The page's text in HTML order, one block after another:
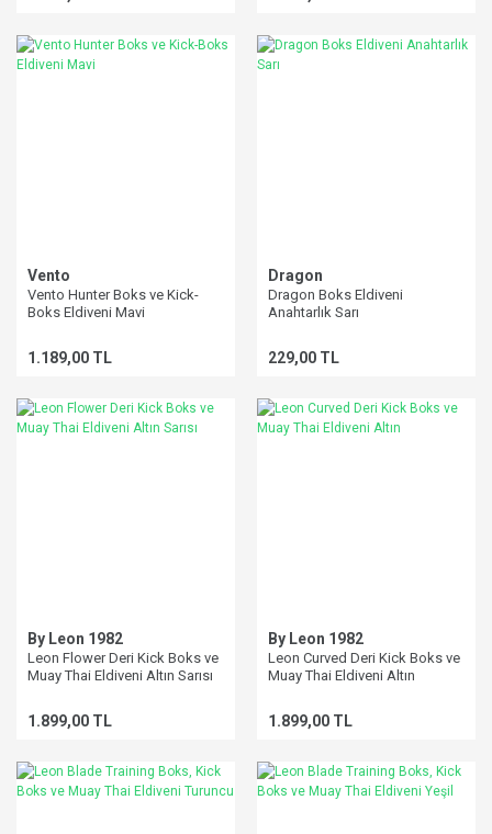
Vento
Vento Hunter Boks ve Kick-
Boks Eldiveni Mavi
1.189,00 TL
Dragon
Dragon Boks Eldiveni
Anahtarlık Sarı
229,00 TL
By Leon 1982
Leon Flower Deri Kick Boks ve
Muay Thai Eldiveni Altın Sarısı
1.899,00 TL
By Leon 1982
Leon Curved Deri Kick Boks ve
Muay Thai Eldiveni Altın
1.899,00 TL